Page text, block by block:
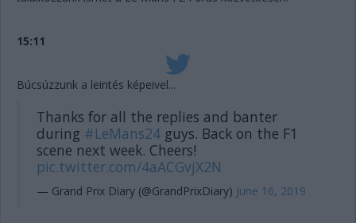
15:11
Búcsúzzunk a leintés képeivel...
Thanks for all the replies and banter
during #LeMans24 guys. Back on the F1
scene next week. Cheers!
pic.twitter.com/4aACGvjX2N
— Grand Prix Diary (@GrandPrixDiary) June 16, 2019